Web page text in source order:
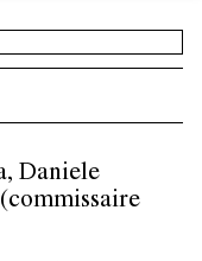
Daniele